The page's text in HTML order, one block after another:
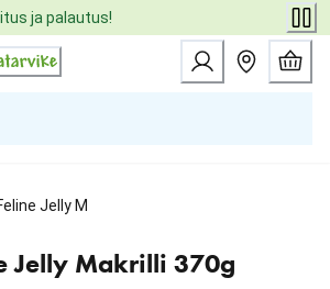
ja palautus!
Jelly Makrilli 370g
Jelly Makrilli 370g